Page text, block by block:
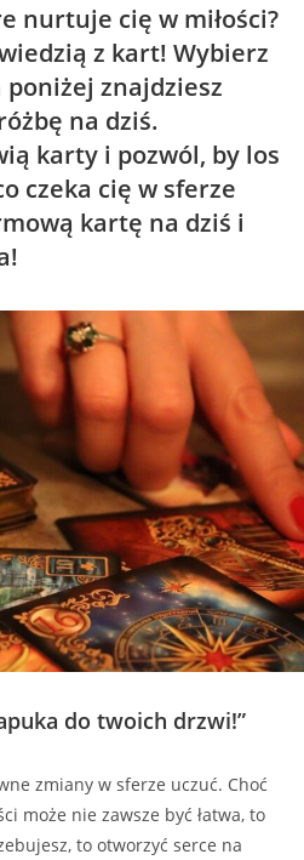
nurtuje cię w miłości?
z kart! Wybierz
poniżej znajdziesz
na dziś.
karty i pozwól, by los
czeka cię w sferze
kartę na dziś i
do twoich drzwi!”
zmiany w sferze uczuć. Choć
może nie zawsze być łatwa, to
to otworzyć serce na